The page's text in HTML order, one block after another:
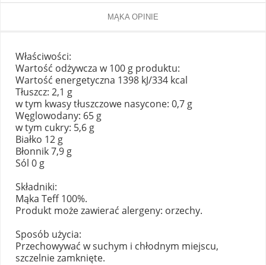
MĄKA OPINIE
Właściwości:
Wartość odżywcza w 100 g produktu:
Wartość energetyczna 1398 kJ/334 kcal
Tłuszcz: 2,1 g
w tym kwasy tłuszczowe nasycone: 0,7 g
Węglowodany: 65 g
w tym cukry: 5,6 g
Białko 12 g
Błonnik 7,9 g
Sól 0 g
Składniki:
Mąka Teff 100%.
Produkt może zawierać alergeny: orzechy.
Sposób użycia:
Przechowywać w suchym i chłodnym miejscu,
szczelnie zamknięte.